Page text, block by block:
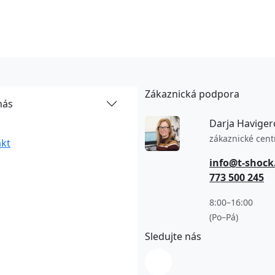
Zákaznická podpora
Darja
zákaznické
info@t-
773 500 245
8:00–16:00
(Po–Pá)
Sledujte nás